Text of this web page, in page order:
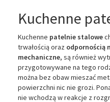
Kuchenne
Kuchenne patelnie stalowe
trwałością oraz odpornością
mechaniczne, są również
przygotowywane na tego
można bez obaw mieszać
powierzchni nic nie grozi.
nie wchodzą w reakcje z